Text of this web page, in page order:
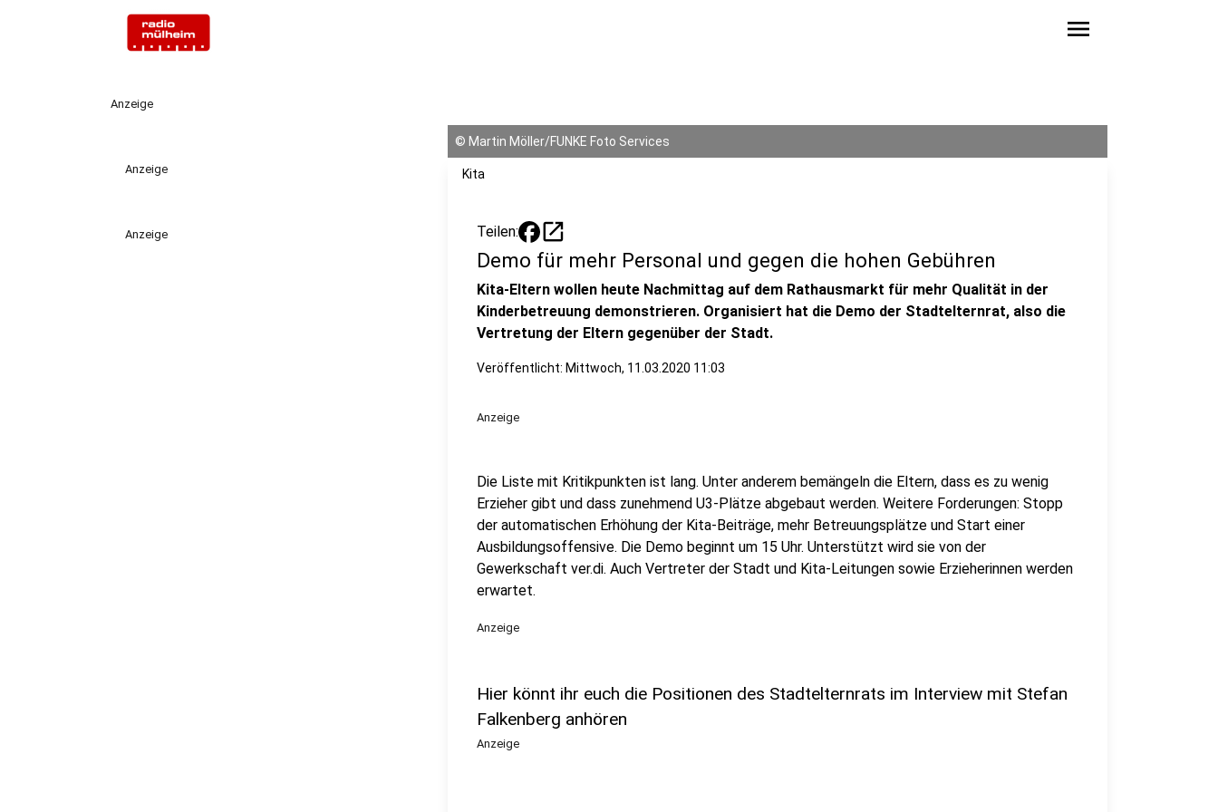
menu
Anzeige
Anzeige
Anzeige
© Martin Möller/FUNKE Foto Services
Kita
Teilen: open_in_new
Demo für mehr Personal und gegen die hohen Gebühren
Kita-Eltern wollen heute Nachmittag auf dem Rathausmarkt für mehr Qualität in der
Kinderbetreuung demonstrieren. Organisiert hat die Demo der Stadtelternrat, also die
Vertretung der Eltern gegenüber der Stadt.
Veröffentlicht: Mittwoch, 11.03.2020 11:03
Anzeige
Die Liste mit Kritikpunkten ist lang. Unter anderem bemängeln die Eltern, dass es zu wenig
Erzieher gibt und dass zunehmend U3-Plätze abgebaut werden. Weitere Forderungen: Stopp
der automatischen Erhöhung der Kita-Beiträge, mehr Betreuungsplätze und Start einer
Ausbildungsoffensive. Die Demo beginnt um 15 Uhr. Unterstützt wird sie von der
Gewerkschaft ver.di. Auch Vertreter der Stadt und Kita-Leitungen sowie Erzieherinnen werden
erwartet.
Anzeige
Hier könnt ihr euch die Positionen des Stadtelternrats im Interview mit Stefan
Falkenberg anhören
Anzeige